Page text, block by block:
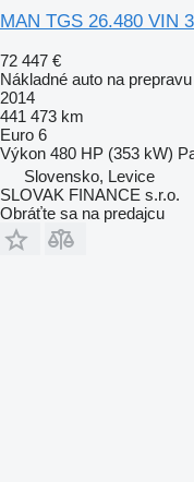
MAN TGS 26.480 VIN
72 447 €
Nákladné auto na
2014
441 473 km
Euro 6
Výkon 480 HP (353 kW)
Slovensko, Levice
SLOVAK FINANCE s.r.o.
Obráťte sa na predajcu